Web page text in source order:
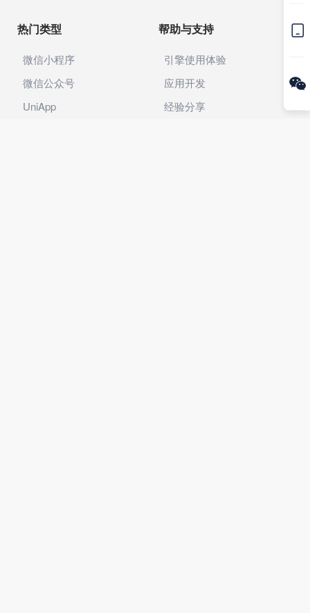
热门类型
微信小程序
微信公众号
UniApp
帮助与支持
引擎使用体验
应用开发
经验分享

